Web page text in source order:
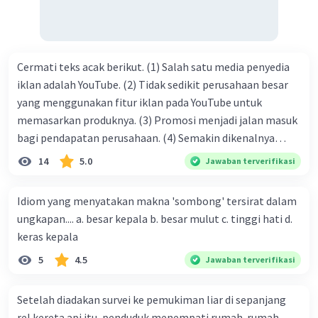
Cermati teks acak berikut. (1) Salah satu media penyedia
iklan adalah YouTube. (2) Tidak sedikit perusahaan besar
yang menggunakan fitur iklan pada YouTube untuk
memasarkan produknya. (3) Promosi menjadi jalan masuk
bagi pendapatan perusahaan. (4) Semakin dikenalnya
suatu produk oleh konsumen, semakin besar pula peluang
perusahaan kepada konsumen. Urutan yang tepat agar
menjadi teks eksposisi yang padu adalah .... A. (1)-(2)-(3)-
(4)-(5) B. (2)-(1)-(3)-(4)-(5) C. (3)-(1)-(2)-(5)-(4) D. (3)-(5)-
(4)-(1)-(2) E. (5)-(1)-(3)-(4)-(2)
14 5.0 Jawaban terverifikasi
Idiom yang menyatakan makna 'sombong' tersirat dalam
ungkapan.... a. besar kepala b. besar mulut c. tinggi hati d.
keras kepala
5 4.5 Jawaban terverifikasi
Setelah diadakan survei ke pemukiman liar di sepanjang